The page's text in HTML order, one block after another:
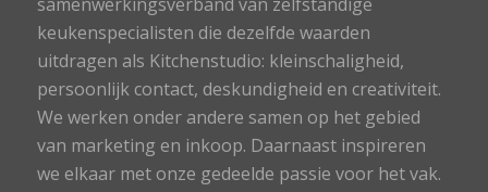
keukenspecialisten die dezelfde waarden
uitdragen als Kitchenstudio: kleinschaligheid,
persoonlijk contact, deskundigheid en creativiteit.
We werken onder andere samen op het gebied
van marketing en inkoop. Daarnaast inspireren
we elkaar met onze gedeelde passie voor het vak.